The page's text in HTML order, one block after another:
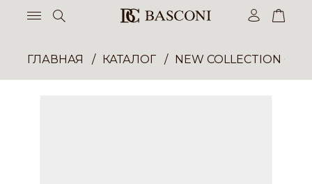
ГЛАВНАЯ КАТАЛОГ NEW COLLECTION